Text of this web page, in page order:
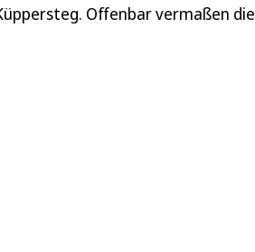
Offenbar vermaßen die